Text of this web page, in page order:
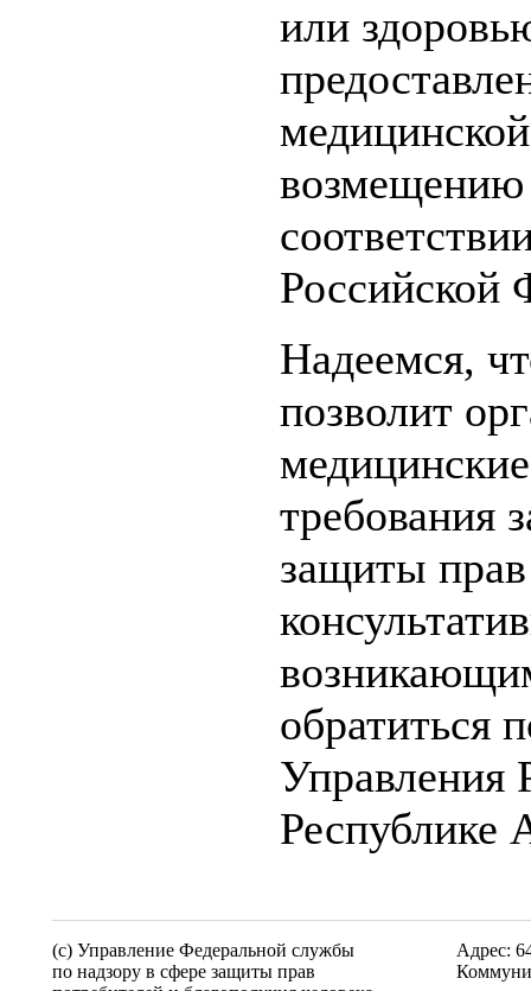
или
возмещению
Российской
Надеемся,
позволит
требования
защиты
обратиться
Управления
Республике
(c) Управление Федеральной службы
по надзору в сфере защиты прав
Адрес: